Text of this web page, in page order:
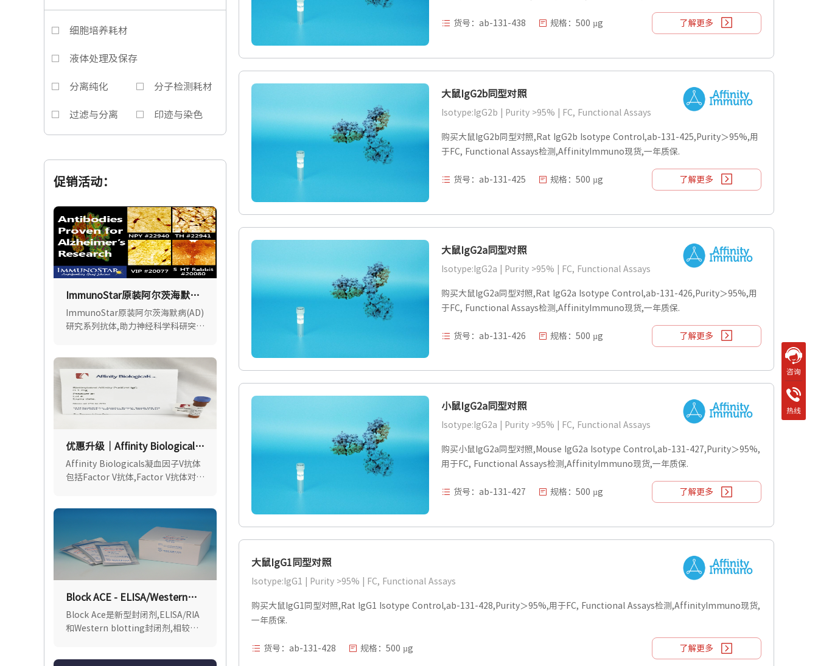
细胞培养耗材
液体处理及保存
分离纯化 分子检测耗材
过滤与分离 印迹与染色
促销活动：
ImmunoStar原装阿尔茨海默病
（AD）研究系列抗体
ImmunoStar原装阿尔茨海默病(AD)
研究系列抗体,助力神经科学科研突
优惠升级｜Affinity Biologicals
凝血因子V（Factor V）抗体
Affinity Biologicals凝血因子V抗体
包括Factor V抗体,Factor V抗体对-
Block ACE - ELISA/Western
blotting/免疫染色封闭剂
Block Ace是新型封闭剂,ELISA/RIA
和Western blotting封闭剂,相较于
货号：ab-131-438 规格：500 µg 了解更多
大鼠IgG2b同型对照
Isotype:IgG2b | Purity >95% | FC, Functional Assays
购买大鼠IgG2b同型对照,Rat IgG2b Isotype Control,ab-131-425,Purity＞95%,用
于FC, Functional Assays检测,AffinityImmuno现货,一年质保.
货号：ab-131-425 规格：500 µg 了解更多
大鼠IgG2a同型对照
Isotype:IgG2a | Purity >95% | FC, Functional Assays
购买大鼠IgG2a同型对照,Rat IgG2a Isotype Control,ab-131-426,Purity＞95%,用
于FC, Functional Assays检测,AffinityImmuno现货,一年质保.
货号：ab-131-426 规格：500 µg 了解更多
小鼠IgG2a同型对照
Isotype:IgG2a | Purity >95% | FC, Functional Assays
购买小鼠IgG2a同型对照,Mouse IgG2a Isotype Control,ab-131-427,Purity＞95%,
用于FC, Functional Assays检测,AffinityImmuno现货,一年质保.
货号：ab-131-427 规格：500 µg 了解更多
大鼠IgG1同型对照
Isotype:IgG1 | Purity >95% | FC, Functional Assays
购买大鼠IgG1同型对照,Rat IgG1 Isotype Control,ab-131-428,Purity＞95%,用于FC, Functional Assays检测,AffinityImmuno现货,
一年质保.
货号：ab-131-428 规格：500 µg 了解更多
咨询
热线